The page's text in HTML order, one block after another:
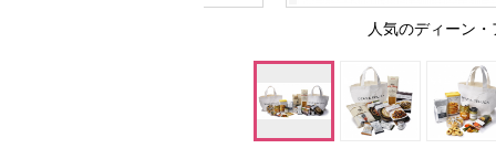
人気のディーン